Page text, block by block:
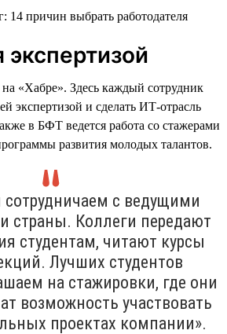
«Хабре». Здесь каждый сотрудник
экспертизой и сделать ИТ-отрасль
в БФТ ведется работа со стажерами
развития молодых талантов.
с ведущими
страны. Коллеги передают
студентам, читают курсы
Лучших студентов
на стажировки, где они
возможность участвовать
проектах компании».